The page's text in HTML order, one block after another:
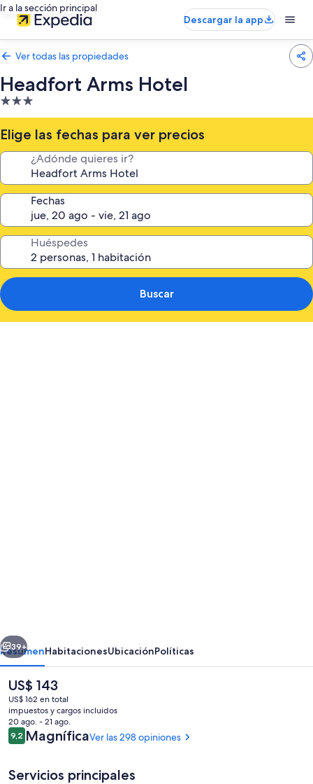
Ir a la sección principal
Descargar la app
Ver todas las propiedades
Headfort Arms Hotel
Propiedad
de
3.0
estrellas
Elige las fechas para ver precios
¿Adónde quieres ir?
Fechas
Huéspedes
Buscar
Siguiente
39+
ResumenHabitacionesUbicaciónPolíticas
El
precio
actual
es
de
US$ 143
US$ 143
US$ 162 en total
impuestos y cargos incluidos
20 ago. - 21 ago.
Opiniones
9,29,2 de 10
MagníficaVer las 298 opiniones
Servicios principales